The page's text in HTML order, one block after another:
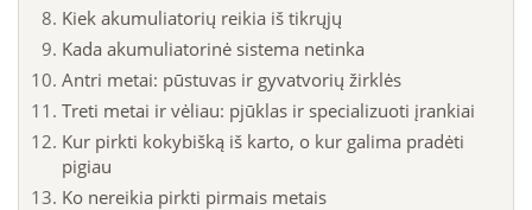
Kiek akumuliatorių reikia iš tikrųjų
Kada akumuliatorinė sistema netinka
Antri metai: pūstuvas ir gyvatvorių žirklės
Treti metai ir vėliau: pjūklas ir specializuoti įrankiai
Kur pirkti kokybišką iš karto, o kur galima pradėti
pigiau
Ko nereikia pirkti pirmais metais